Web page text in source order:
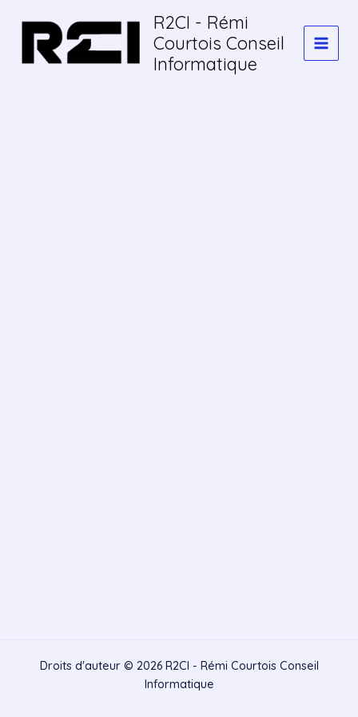
contenu
R2CI - Rémi
Courtois Conseil
Informatique
Droits d'auteur © 2026 R2CI - Rémi Courtois Conseil
Informatique